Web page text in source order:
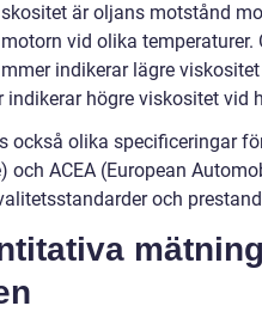
är oljans motstånd
vid olika temperaturer.
indikerar lägre
indikerar högre viskositet vid
också olika specificeringar
och ACEA (European
och